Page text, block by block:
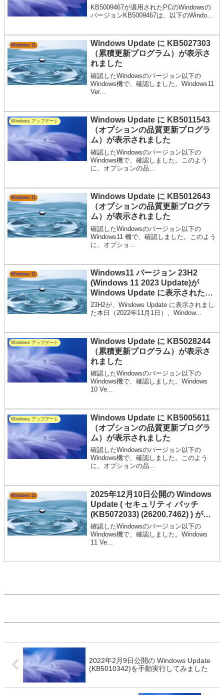
KB5009467が適用されたPCのWindowsの
バージョンKB5009467は、以下のWindo...
Windows 11
Windows Update に KB5027303
（累積更新プログラム）が表示さ
れました
確認したWindowsのバージョン以下の
Windows機で、確認しました。Windows11
Ver...
Windows アップデート
Windows Update に KB5011543
（オプションの品質更新プログラ
ム）が表示されました
確認したWindowsのバージョン以下の
Windows機で、確認しました。このよう
に、オプションの品...
Windows 11
Windows Update に KB5012643
（オプションの品質更新プログラ
ム）が表示されました
確認したWindowsのバージョン以下の
Windows11 機で、確認しました。このよう
に、オプショ...
Windows 11
Windows11 バージョン 23H2
(Windows 11 2023 Update)が
Windows Update に表示されたの
で、インストールしてみました
23H2が、Windows Update に表示されまし
た本日（2022年11月1日）、Window...
Windows アップデート
Windows Update に KB5028244
（累積更新プログラム）が表示さ
れました
確認したWindowsのバージョン以下の
Windows機で、確認しました。Windows
10 Ve...
Windows アップデート
Windows Update に KB5005611
（オプションの品質更新プログラ
ム）が表示されました
確認したWindowsのバージョン以下の
Windows機で、確認しました。このよう
に、オプションの品...
Windows 11
2025年12月10日公開の Windows
Update ( セキュリティ パッチ
(KB5072033) (26200.7462) ) が適
用されました
確認したWindowsのバージョン以下の
Windows機で、確認しました。Windows
11 Ve...
2022年2月9日公開の Windows Update
(KB5010342)を手動実行してみました